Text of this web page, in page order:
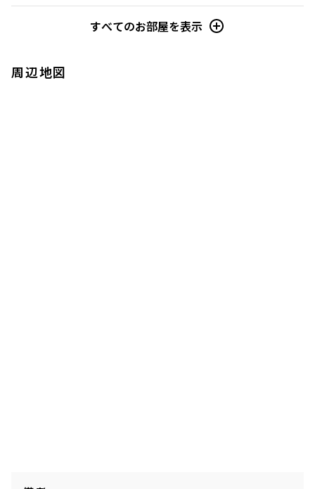
すべてのお部屋を表示
周辺地図